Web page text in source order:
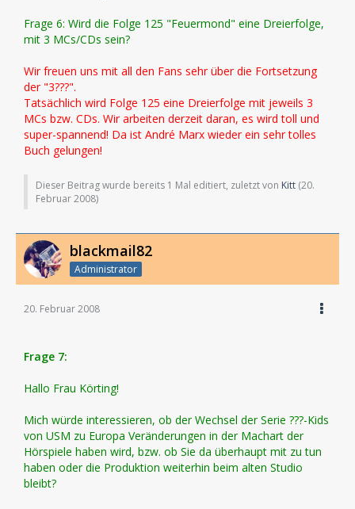
Frage 6: Wird die Folge 125 "Feuermond" eine Dreierfolge,
mit 3 MCs/CDs sein?
Wir freuen uns mit all den Fans sehr über die Fortsetzung
der "3???".
Tatsächlich wird Folge 125 eine Dreierfolge mit jeweils 3
MCs bzw. CDs. Wir arbeiten derzeit daran, es wird toll und
super-spannend! Da ist André Marx wieder ein sehr tolles
Buch gelungen!
Dieser Beitrag wurde bereits 1 Mal editiert, zuletzt von Kitt (20.
Februar 2008)
blackmail82
Administrator
20. Februar 2008
Frage 7:
Hallo Frau Körting!
Mich würde interessieren, ob der Wechsel der Serie ???-Kids
von USM zu Europa Veränderungen in der Machart der
Hörspiele haben wird, bzw. ob Sie da überhaupt mit zu tun
haben oder die Produktion weiterhin beim alten Studio
bleibt?